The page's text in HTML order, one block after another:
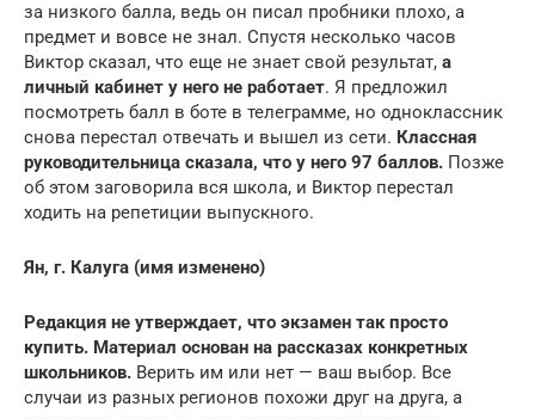
за низкого балла, ведь он писал пробники плохо, а
предмет и вовсе не знал. Спустя несколько часов
Виктор сказал, что еще не знает свой результат, а
личный кабинет у него не работает. Я предложил
посмотреть балл в боте в телеграмме, но одноклассник
снова перестал отвечать и вышел из сети. Классная
руководительница сказала, что у него 97 баллов. Позже
об этом заговорила вся школа, и Виктор перестал
ходить на репетиции выпускного.
Ян, г. Калуга (имя изменено)
Редакция не утверждает, что экзамен так просто
купить. Материал основан на рассказах конкретных
школьников. Верить им или нет — ваш выбор. Все
случаи из разных регионов похожи друг на друга, а